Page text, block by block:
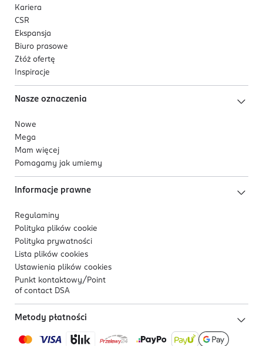
Kariera
CSR
Ekspansja
Biuro prasowe
Złóż ofertę
Inspiracje
Nasze oznaczenia
Nowe
Mega
Mam więcej
Pomagamy jak umiemy
Informacje prawne
Regulaminy
Polityka plików cookie
Polityka prywatności
Lista plików cookies
Ustawienia plików cookies
Punkt kontaktowy/ Point
of contact DSA
Metody płatności